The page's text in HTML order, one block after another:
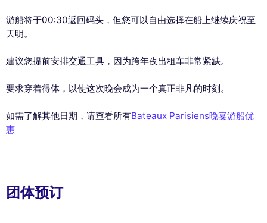
游船将于00:30返回码头，但您可以自由选择在船上继续庆祝至
天明。
建议您提前安排交通工具，因为跨年夜出租车非常紧缺。
要求穿着得体，以使这次晚会成为一个真正非凡的时刻。
如需了解其他日期，请查看所有Bateaux Parisiens晚宴游船优
惠
团体预订